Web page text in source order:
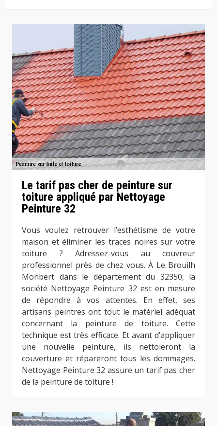
Le tarif pas cher de peinture sur
toiture appliqué par Nettoyage
Peinture 32
Vous voulez retrouver l’esthétisme de votre
maison et éliminer les traces noires sur votre
toiture ? Adressez-vous au couvreur
professionnel près de chez vous. À Le Brouilh
Monbert dans le département du 32350, la
société Nettoyage Peinture 32 est en mesure
de répondre à vos attentes. En effet, ses
artisans peintres ont tout le matériel adéquat
concernant la peinture de toiture. Cette
technique est très efficace. Et avant d’appliquer
une nouvelle peinture, ils nettoieront la
couverture et répareront tous les dommages.
Nettoyage Peinture 32 assure un tarif pas cher
de la peinture de toiture !